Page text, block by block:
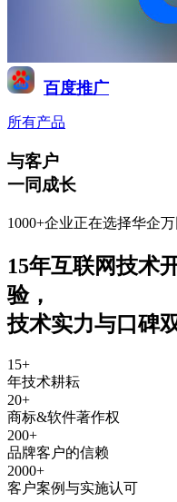
百度推广
所有产品
与客户
一同成长
1000+企业正在选择华企万
15年互联网技术
验，
技术实力与口碑
15+
年技术耕耘
20+
商标&软件著作权
200+
品牌客户的信赖
2000+
客户案例与实施认可